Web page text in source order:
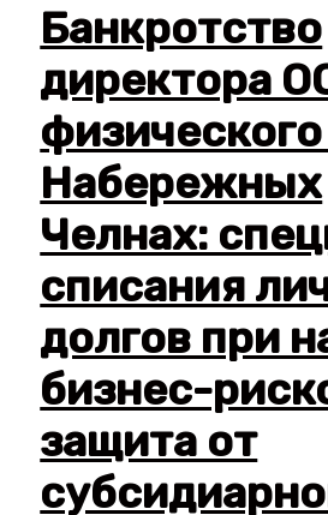
Банкротство
директора
Набережных
Челнах:
списания
долгов при
бизнес-
защита от